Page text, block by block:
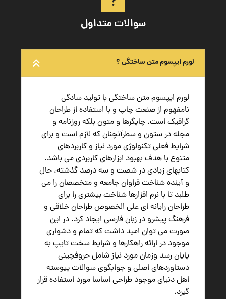
سوالات متداول
لورم ایپسوم متن ساختگی ؟
لورم ایپسوم متن ساختگی با تولید سادگی
نامفهوم از صنعت چاپ و با استفاده از طراحان
گرافیک است. چاپگرها و متون بلکه روزنامه و
مجله در ستون و سطرآنچنان که لازم است و برای
شرایط فعلی تکنولوژی مورد نیاز و کاربردهای
متنوع با هدف بهبود ابزارهای کاربردی می باشد.
کتابهای زیادی در شصت و سه درصد گذشته، حال
و آینده شناخت فراوان جامعه و متخصصان را می
طلبد تا با نرم افزارها شناخت بیشتری را برای
طراحان رایانه ای علی الخصوص طراحان خلاقی و
فرهنگ پیشرو در زبان فارسی ایجاد کرد. در این
صورت می توان امید داشت که تمام و دشواری
موجود در ارائه راهکارها و شرایط سخت تایپ به
پایان رسد وزمان مورد نیاز شامل حروفچینی
دستاوردهای اصلی و جوابگوی سوالات پیوسته
اهل دنیای موجود طراحی اساسا مورد استفاده قرار
گیرد.